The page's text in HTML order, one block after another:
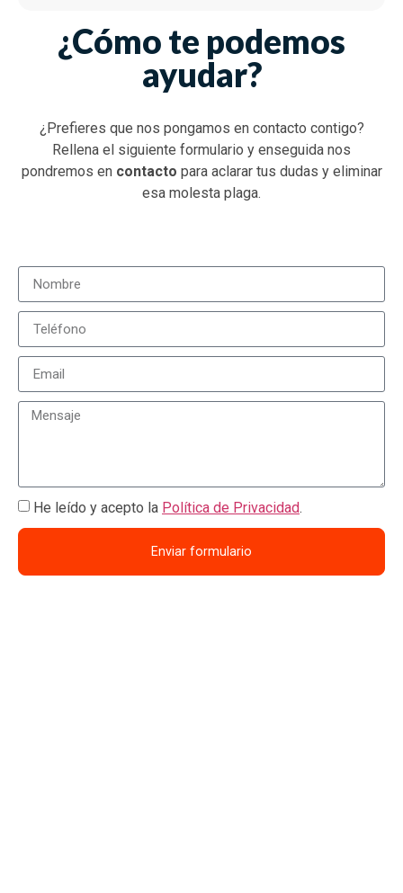
¿Cómo te podemos
ayudar?
¿Prefieres que nos pongamos en contacto contigo?
Rellena el siguiente formulario y enseguida nos
pondremos en contacto para aclarar tus dudas y eliminar
esa molesta plaga.
He leído y acepto la Política de Privacidad.
Enviar formulario